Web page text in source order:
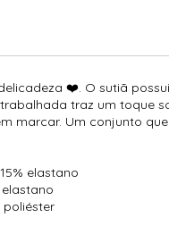
❤️. O sutiã
traz um toque
marcar. Um conjunto
elastano